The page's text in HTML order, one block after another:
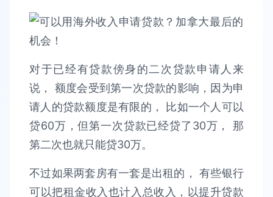
对于已经有贷款傍身的二次贷款申请人来
说， 额度会受到第一次贷款的影响，因为申
请人的贷款额度是有限的， 比如一个人可以
贷60万，但第一次贷款已经贷了30万， 那
第二次也就只能贷30万。
不过如果两套房有一套是出租的， 有些银行
可以把租金收入也计入总收入，以提升贷款